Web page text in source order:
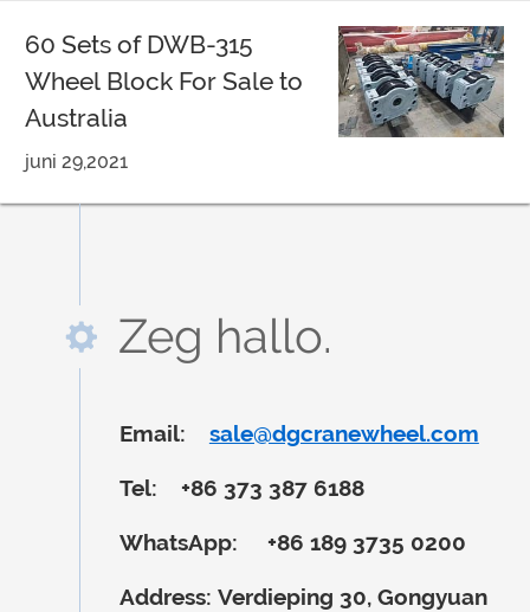
60 Sets of DWB-315
Wheel Block For Sale to
Australia
juni 29,2021
Zeg hallo.
Email: sale@dgcranewheel.com
Tel: +86 373 387 6188
WhatsApp: +86 189 3735 0200
Address: Verdieping 30, Gongyuan